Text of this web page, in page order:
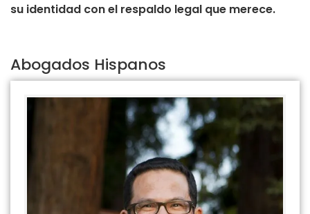
su identidad con el respaldo legal que merece.
Abogados Hispanos